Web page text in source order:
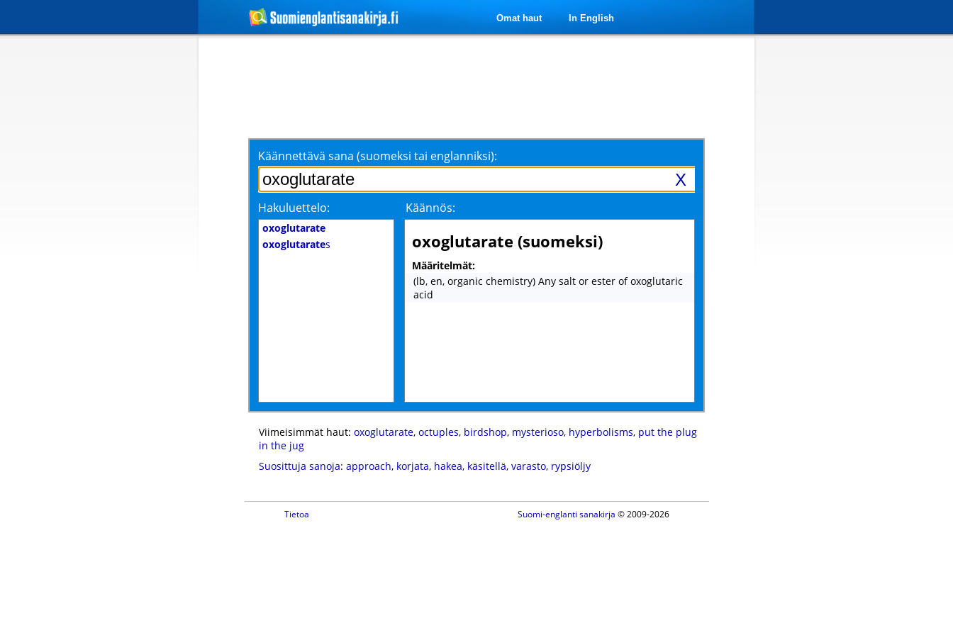
Omat haut In English
Käännettävä sana (suomeksi tai englanniksi):
X
Hakuluettelo: Käännös:
oxoglutarate
oxoglutarates oxoglutarate (suomeksi)
Määritelmät:
(lb, en, organic chemistry) Any salt or ester of oxoglutaric
acid
Viimeisimmät haut: oxoglutarate, octuples, birdshop, mysterioso, hyperbolisms, put the plug
in the jug
Suosittuja sanoja: approach, korjata, hakea, käsitellä, varasto, rypsiöljy
Tietoa Suomi-englanti sanakirja © 2009-2026